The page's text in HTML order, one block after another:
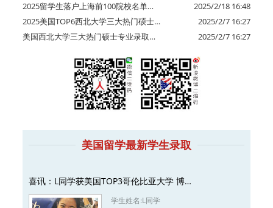
2025/2/18 16:48
2025留学生落户上海前100院校名单…
2025/2/7 16:27
2025美国TOP6西北大学三大热门硕士…
2025/2/7 16:27
美国西北大学三大热门硕士专业录取…
美国留学最新学生录取
喜讯：L同学获美国TOP3哥伦比亚大学 博…
学生姓名:L同学